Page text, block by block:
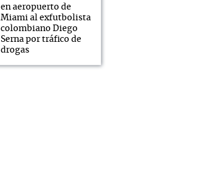
en aeropuerto de
Miami al exfutbolista
colombiano Diego
Serna por tráfico de
drogas